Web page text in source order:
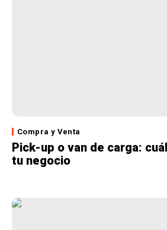
Compra y Venta
Pick-up o van de carga:
tu negocio